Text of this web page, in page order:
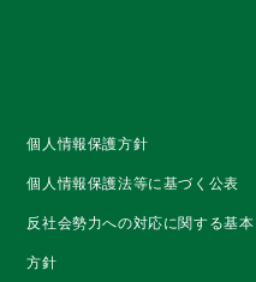
個人情報保護方針
個人情報保護法等に基づく公表
反社会勢力への対応に関する基本
方針